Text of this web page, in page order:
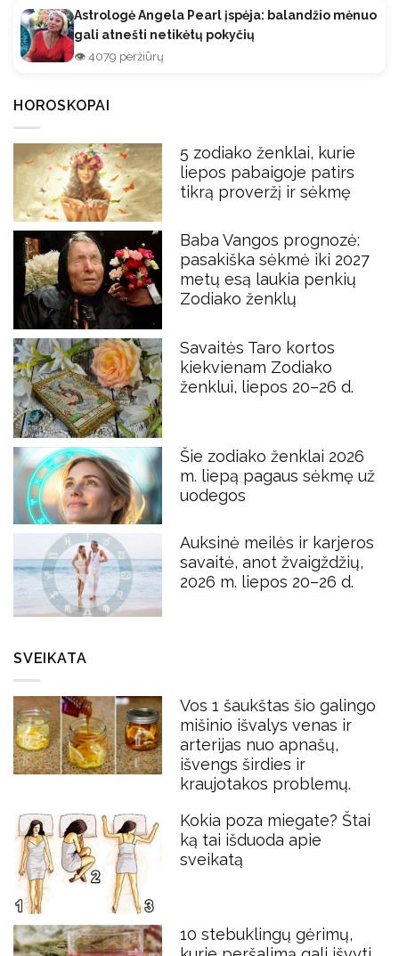
Astrologė Angela Pearl įspėja: balandžio mėnuo
gali atnešti netikėtų pokyčių
👁️ 4079 peržiūrų
HOROSKOPAI
5 zodiako ženklai, kurie
liepos pabaigoje patirs
tikrą proveržį ir sėkmę
Baba Vangos prognozė:
pasakiška sėkmė iki 2027
metų esą laukia penkių
Zodiako ženklų
Savaitės Taro kortos
kiekvienam Zodiako
ženklui, liepos 20–26 d.
Šie zodiako ženklai 2026
m. liepą pagaus sėkmę už
uodegos
Auksinė meilės ir karjeros
savaitė, anot žvaigždžių,
2026 m. liepos 20–26 d.
SVEIKATA
Vos 1 šaukštas šio galingo
mišinio išvalys venas ir
arterijas nuo apnašų,
išvengs širdies ir
kraujotakos problemų.
Kokia poza miegate? Štai
ką tai išduoda apie
sveikatą
10 stebuklingų gėrimų,